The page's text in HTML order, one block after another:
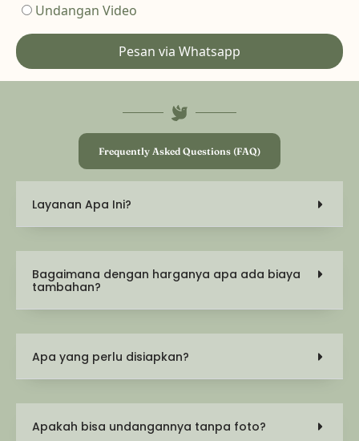
Undangan Video
Pesan via Whatsapp
Frequently Asked Questions (FAQ)
Layanan Apa Ini?
Bagaimana dengan harganya apa ada biaya
tambahan?
Apa yang perlu disiapkan?
Apakah bisa undangannya tanpa foto?